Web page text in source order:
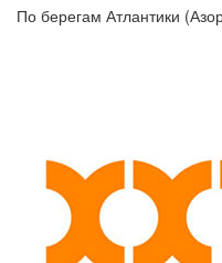
По берегам Атлантики